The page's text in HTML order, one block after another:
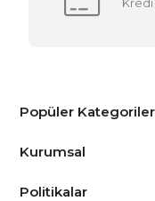
Popüler Kategoriler
Kurumsal
Politikalar